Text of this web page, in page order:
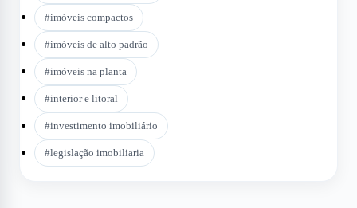
#imóveis compactos
#imóveis de alto padrão
#imóveis na planta
#interior e litoral
#investimento imobiliário
#legislação imobiliaria